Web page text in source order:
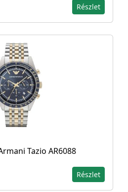
Részlet
Tazio AR6088
Részlet